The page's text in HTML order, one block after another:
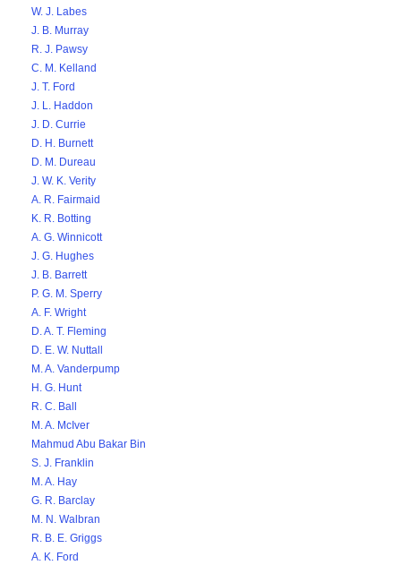
W. J. Labes
J. B. Murray
R. J. Pawsy
C. M. Kelland
J. T. Ford
J. L. Haddon
J. D. Currie
D. H. Burnett
D. M. Dureau
J. W. K. Verity
A. R. Fairmaid
K. R. Botting
A. G. Winnicott
J. G. Hughes
J. B. Barrett
P. G. M. Sperry
A. F. Wright
D. A. T. Fleming
D. E. W. Nuttall
M. A. Vanderpump
H. G. Hunt
R. C. Ball
M. A. McIver
Mahmud Abu Bakar Bin
S. J. Franklin
M. A. Hay
G. R. Barclay
M. N. Walbran
R. B. E. Griggs
A. K. Ford